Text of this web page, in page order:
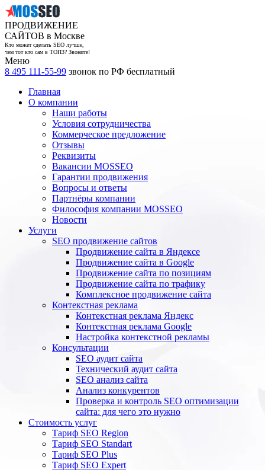
ПРОДВИЖЕНИЕ
САЙТОВ в Москве
Кто может сделать SEO лучше,
чем тот кто сам в ТОП3? Звоните!
Меню
8 495 111-55-99 звонок по РФ бесплатный
Главная
О компании
Наши работы
Условия сотрудничества
Коммерческое предложение
Отзывы
Реквизиты
Вакансии MOSSEO
Гарантии продвижения
Вопросы и ответы
Партнёры компании
Философия компании MOSSEO
Новости
Услуги
SEO продвижение сайтов
Продвижение сайта в Яндексе
Продвижение сайта в Google
Продвижение сайта по позициям
Продвижение сайта по трафику
Комплексное продвижение сайта
Контекстная реклама
Контекстная реклама Яндекс
Контекстная реклама Google
Настройка контекстной рекламы
Консультации
SEO аудит сайта
Технический аудит сайта
SEO анализ сайта
Анализ конкурентов
Проверка и контроль SEO оптимизации
сайта: для чего это нужно
Стоимость услуг
Тариф SEO Region
Тариф SEO Standart
Тариф SEO Plus
Тариф SEO Expert